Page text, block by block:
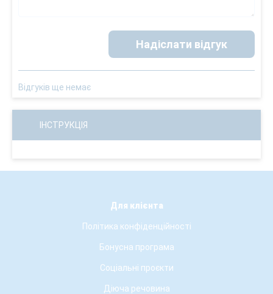
Надіслати відгук
Відгуків ще немає
ІНСТРУКЦІЯ
Для клієнта
Політика конфіденційності
Бонусна програма
Соціальні проєкти
Діюча речовина